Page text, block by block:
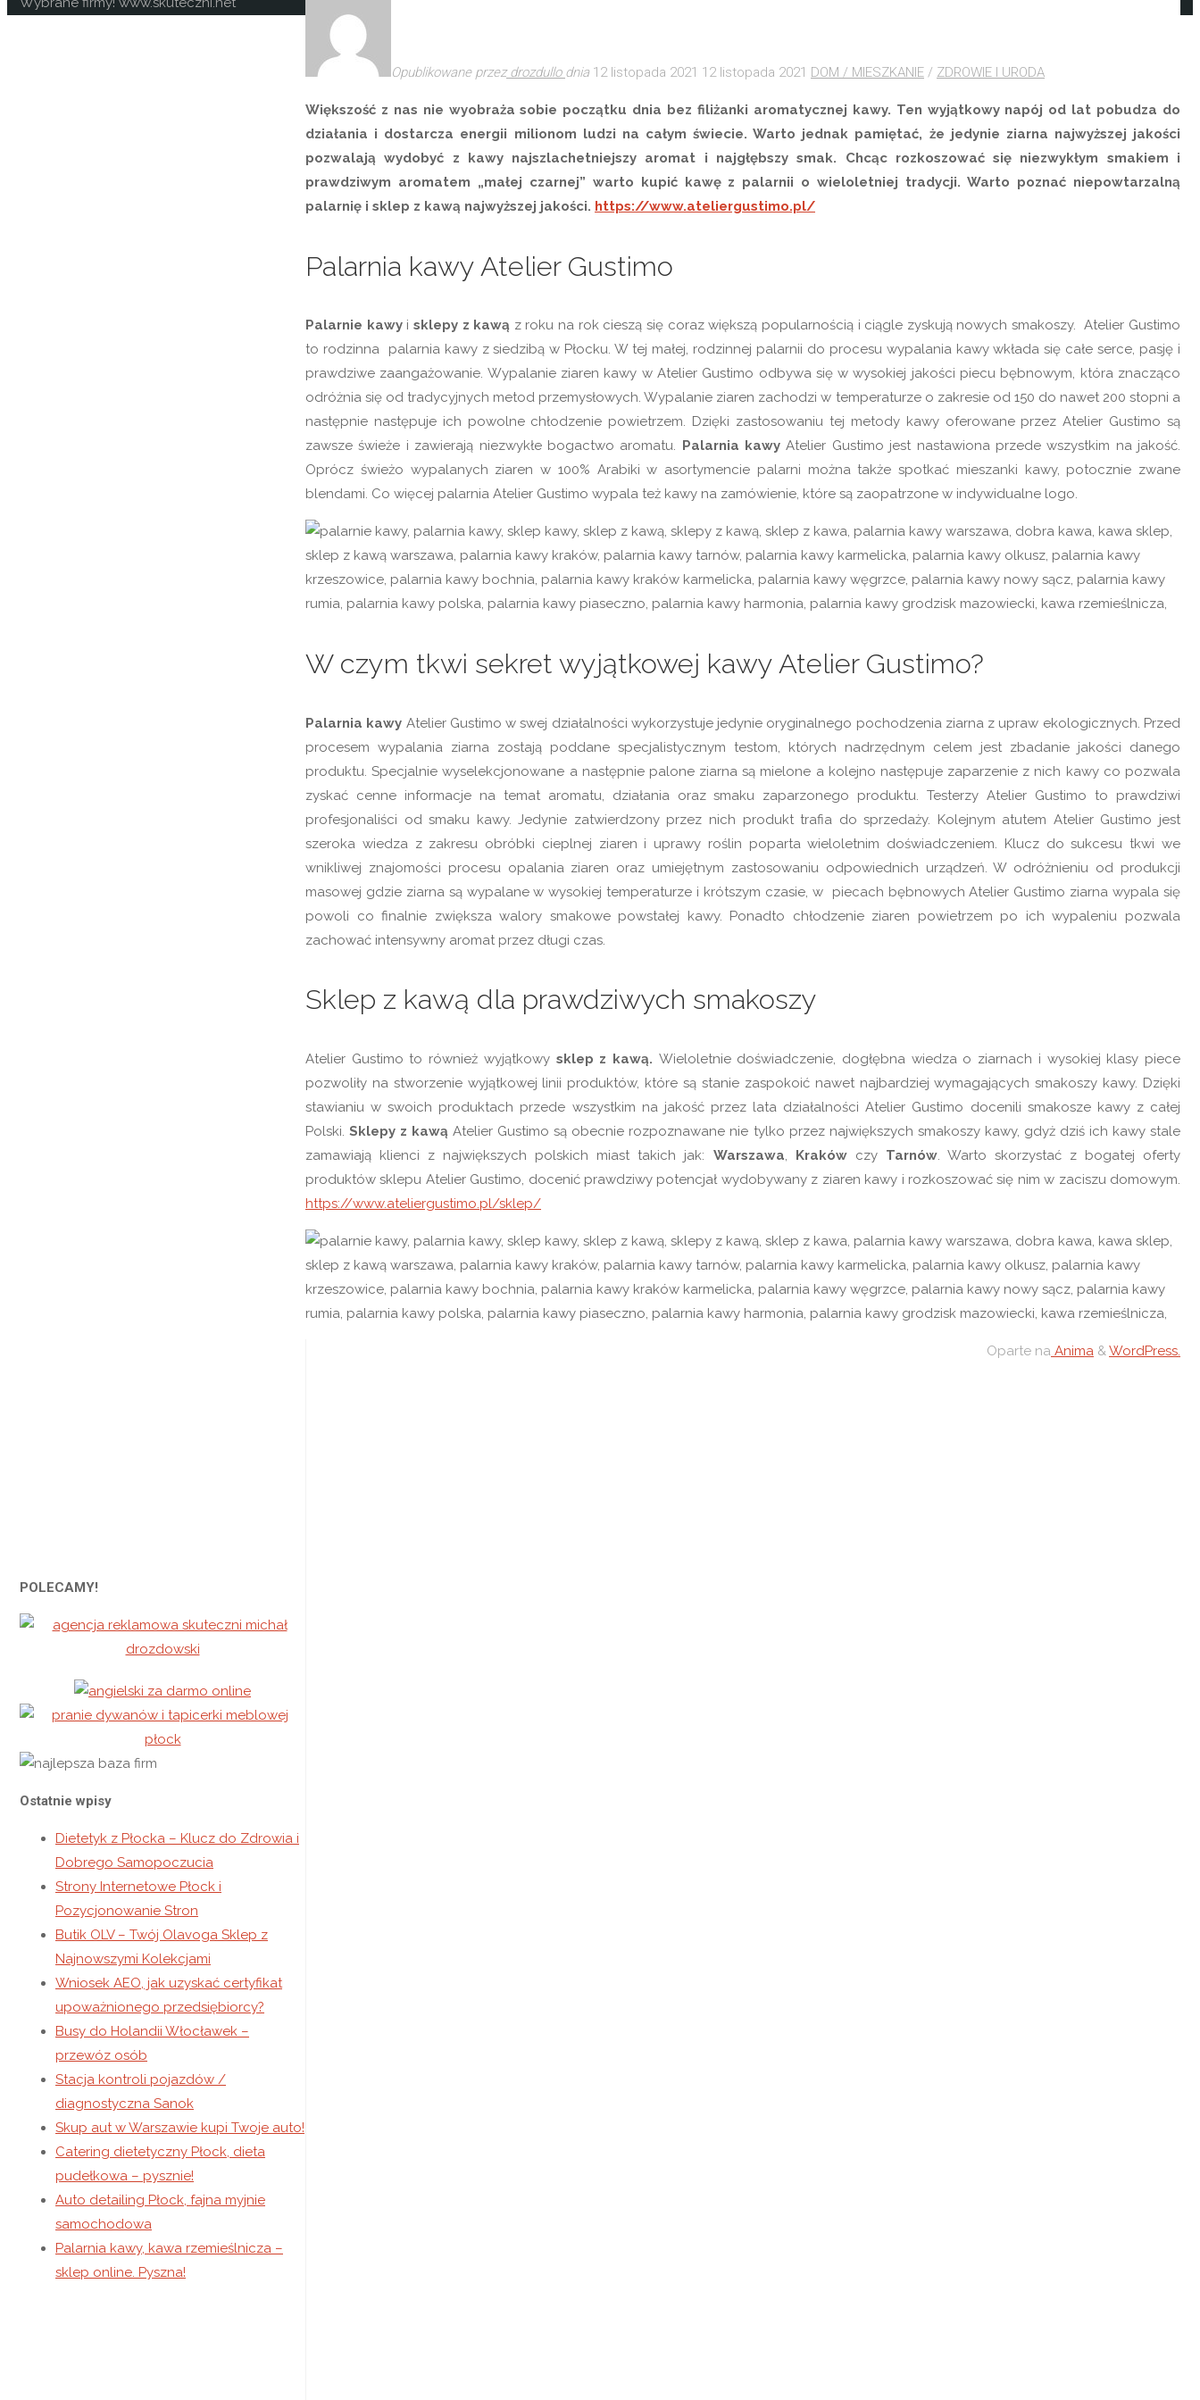
Opublikowane przez drozdullo dnia 12 listopada 2021 12 listopada 2021 DOM / MIESZKANIE / ZDROWIE I URODA
Większość z nas nie wyobraża sobie początku dnia bez filiżanki aromatycznej kawy. Ten wyjątkowy napój od lat pobudza do
działania i dostarcza energii milionom ludzi na całym świecie. Warto jednak pamiętać, że jedynie ziarna najwyższej jakości
pozwalają wydobyć z kawy najszlachetniejszy aromat i najgłębszy smak. Chcąc rozkoszować się niezwykłym smakiem i
prawdziwym aromatem „małej czarnej” warto kupić kawę z palarnii o wieloletniej tradycji. Warto poznać niepowtarzalną
palarnię i sklep z kawą najwyższej jakości. https://www.ateliergustimo.pl/
Palarnia kawy Atelier Gustimo
Palarnie kawy i sklepy z kawą z roku na rok cieszą się coraz większą popularnością i ciągle zyskują nowych smakoszy. Atelier Gustimo
to rodzinna palarnia kawy z siedzibą w Płocku. W tej małej, rodzinnej palarnii do procesu wypalania kawy wkłada się całe serce, pasję i
prawdziwe zaangażowanie. Wypalanie ziaren kawy w Atelier Gustimo odbywa się w wysokiej jakości piecu bębnowym, która znacząco
odróżnia się od tradycyjnych metod przemysłowych. Wypalanie ziaren zachodzi w temperaturze o zakresie od 150 do nawet 200 stopni a
następnie następuje ich powolne chłodzenie powietrzem. Dzięki zastosowaniu tej metody kawy oferowane przez Atelier Gustimo są
zawsze świeże i zawierają niezwykłe bogactwo aromatu. Palarnia kawyAtelier Gustimo jest nastawiona przede wszystkim na jakość.
Oprócz świeżo wypalanych ziaren w 100% Arabiki w asortymencie palarni można także spotkać mieszanki kawy, potocznie zwane
blendami. Co więcej palarnia Atelier Gustimo wypala też kawy na zamówienie, które są zaopatrzone w indywidualne logo.
W czym tkwi sekret wyjątkowej kawy Atelier Gustimo?
Palarnia kawy Atelier Gustimo w swej działalności wykorzystuje jedynie oryginalnego pochodzenia ziarna z upraw ekologicznych. Przed
procesem wypalania ziarna zostają poddane specjalistycznym testom, których nadrzędnym celem jest zbadanie jakości danego
produktu. Specjalnie wyselekcjonowane a następnie palone ziarna są mielone a kolejno następuje zaparzenie z nich kawy co pozwala
zyskać cenne informacje na temat aromatu, działania oraz smaku zaparzonego produktu. Testerzy Atelier Gustimo to prawdziwi
profesjonaliści od smaku kawy. Jedynie zatwierdzony przez nich produkt trafia do sprzedaży. Kolejnym atutem Atelier Gustimo jest
szeroka wiedza z zakresu obróbki cieplnej ziaren i uprawy roślin poparta wieloletnim doświadczeniem. Klucz do sukcesu tkwi we
wnikliwej znajomości procesu opalania ziaren oraz umiejętnym zastosowaniu odpowiednich urządzeń. W odróżnieniu od produkcji
masowej gdzie ziarna są wypalane w wysokiej temperaturze i krótszym czasie, w piecach bębnowych Atelier Gustimo ziarna wypala się
powoli co finalnie zwiększa walory smakowe powstałej kawy. Ponadto chłodzenie ziaren powietrzem po ich wypaleniu pozwala
zachować intensywny aromat przez długi czas.
Sklep z kawą dla prawdziwych smakoszy
Atelier Gustimo to również wyjątkowy sklep z kawą. Wieloletnie doświadczenie, dogłębna wiedza o ziarnach i wysokiej klasy piece
pozwoliły na stworzenie wyjątkowej linii produktów, które są stanie zaspokoić nawet najbardziej wymagających smakoszy kawy. Dzięki
stawianiu w swoich produktach przede wszystkim na jakość przez lata działalności Atelier Gustimo docenili smakosze kawy z całej
Polski.Sklepy z kawąAtelier Gustimo są obecnie rozpoznawane nie tylko przez największych smakoszy kawy, gdyż dziś ich kawy stale
zamawiają klienci z największych polskich miast takich jak: Warszawa, Krakówczy Tarnów. Warto skorzystać z bogatej oferty
produktów sklepu Atelier Gustimo, docenić prawdziwy potencjał wydobywany z ziaren kawy i rozkoszować się nim w zaciszu domowym.
https://www.ateliergustimo.pl/sklep/
POLECAMY!
Ostatnie wpisy
Dietetyk z Płocka – Klucz do Zdrowia i
Dobrego Samopoczucia
Strony Internetowe Płock i
Pozycjonowanie Stron
Butik OLV – Twój Olavoga Sklep z
Najnowszymi Kolekcjami
Wniosek AEO, jak uzyskać certyfikat
upoważnionego przedsiębiorcy?
Busy do Holandii Włocławek –
przewóz osób
Stacja kontroli pojazdów /
diagnostyczna Sanok
Skup aut w Warszawie kupi Twoje auto!
Catering dietetyczny Płock, dieta
pudełkowa – pysznie!
Auto detailing Płock, fajna myjnie
samochodowa
Palarnia kawy, kawa rzemieślnicza –
sklep online. Pyszna!
Oparte na Anima &WordPress.